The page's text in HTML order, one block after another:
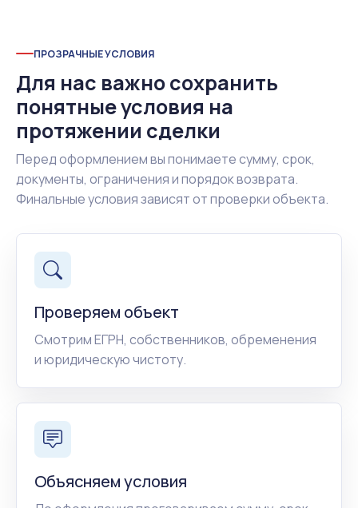
ПРОЗРАЧНЫЕ УСЛОВИЯ
Для нас важно сохранить
понятные условия на
протяжении сделки
Перед оформлением вы понимаете сумму, срок,
документы, ограничения и порядок возврата.
Финальные условия зависят от проверки объекта.
Проверяем объект
Смотрим ЕГРН, собственников, обременения
и юридическую чистоту.
Объясняем условия